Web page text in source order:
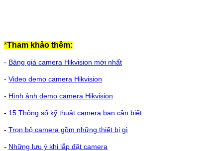
*Tham khảo thêm:
- Bảng giá camera Hikvision mới nhất
- Video demo camera Hikvision
- Hình ảnh demo camera Hikvision
- 15 Thông số kỹ thuật camera bạn cần biết
- Trọn bộ camera gồm những thiết bị gì
- Những lưu ý khi lắp đặt camera